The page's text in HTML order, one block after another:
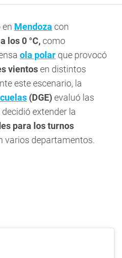
Mendoza con
los 0 °C,como
ola polar que provocó
vientosen distintos
este escenario, la
(DGE)evaluó las
extender la
para los turnos
varios departamentos.